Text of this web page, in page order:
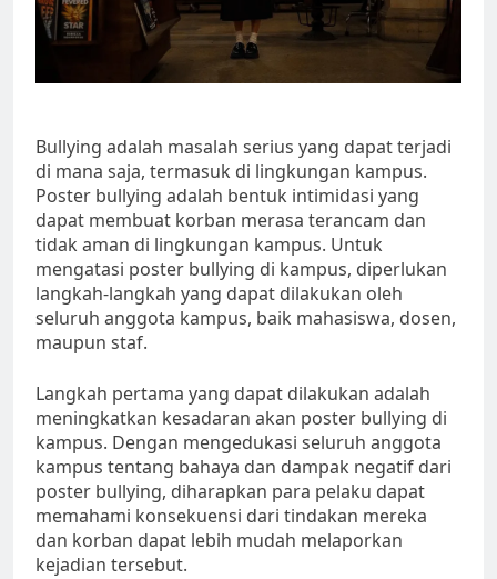
Bullying adalah masalah serius yang dapat terjadi
di mana saja, termasuk di lingkungan kampus.
Poster bullying adalah bentuk intimidasi yang
dapat membuat korban merasa terancam dan
tidak aman di lingkungan kampus. Untuk
mengatasi poster bullying di kampus, diperlukan
langkah-langkah yang dapat dilakukan oleh
seluruh anggota kampus, baik mahasiswa, dosen,
maupun staf.
Langkah pertama yang dapat dilakukan adalah
meningkatkan kesadaran akan poster bullying di
kampus. Dengan mengedukasi seluruh anggota
kampus tentang bahaya dan dampak negatif dari
poster bullying, diharapkan para pelaku dapat
memahami konsekuensi dari tindakan mereka
dan korban dapat lebih mudah melaporkan
kejadian tersebut.